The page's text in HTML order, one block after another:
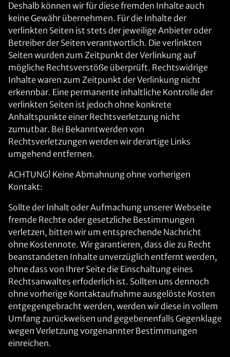
Deshalb können wir für diese fremden Inhalte auch
keine Gewähr übernehmen. Für die Inhalte der
verlinkten Seiten ist stets der jeweilige Anbieter oder
Betreiber der Seiten verantwortlich. Die verlinkten
Seiten wurden zum Zeitpunkt der Verlinkung auf
mögliche Rechtsverstöße überprüft. Rechtswidrige
Inhalte waren zum Zeitpunkt der Verlinkung nicht
erkennbar. Eine permanente inhaltliche Kontrolle der
verlinkten Seiten ist jedoch ohne konkrete
Anhaltspunkte einer Rechtsverletzung nicht
zumutbar. Bei Bekanntwerden von
Rechtsverletzungen werden wir derartige Links
umgehend entfernen.
ACHTUNG! Keine Abmahnung ohne vorherigen
Kontakt:
Sollte der Inhalt oder Aufmachung unserer Webseite
fremde Rechte oder gesetzliche Bestimmungen
verletzen, bitten wir um entsprechende Nachricht
ohne Kostennote. Wir garantieren, dass die zu Recht
beanstandeten Inhalte unverzüglich entfernt werden,
ohne dass von Ihrer Seite die Einschaltung eines
Rechtsanwaltes erfoderlich ist. Sollten uns dennoch
ohne vorherige Kontaktaufnahme ausgelöste Kosten
entgegengebracht werden, werden wir diese in vollem
Umfang zurückweisen und gegebenenfalls Gegenklage
wegen Verletzung vorgenannter Bestimmungen
einreichen.